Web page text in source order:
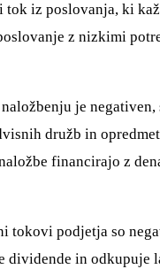
tok iz poslovanja, ki
z nizkimi
je
družb in
financirajo z
tokovi podjetja so
dividende in odkupuje